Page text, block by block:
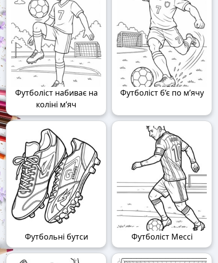
Футболіст набиває на
коліні м’яч
Футболіст б’є по м’ячу
Футбольні бутси Футболіст Мессі